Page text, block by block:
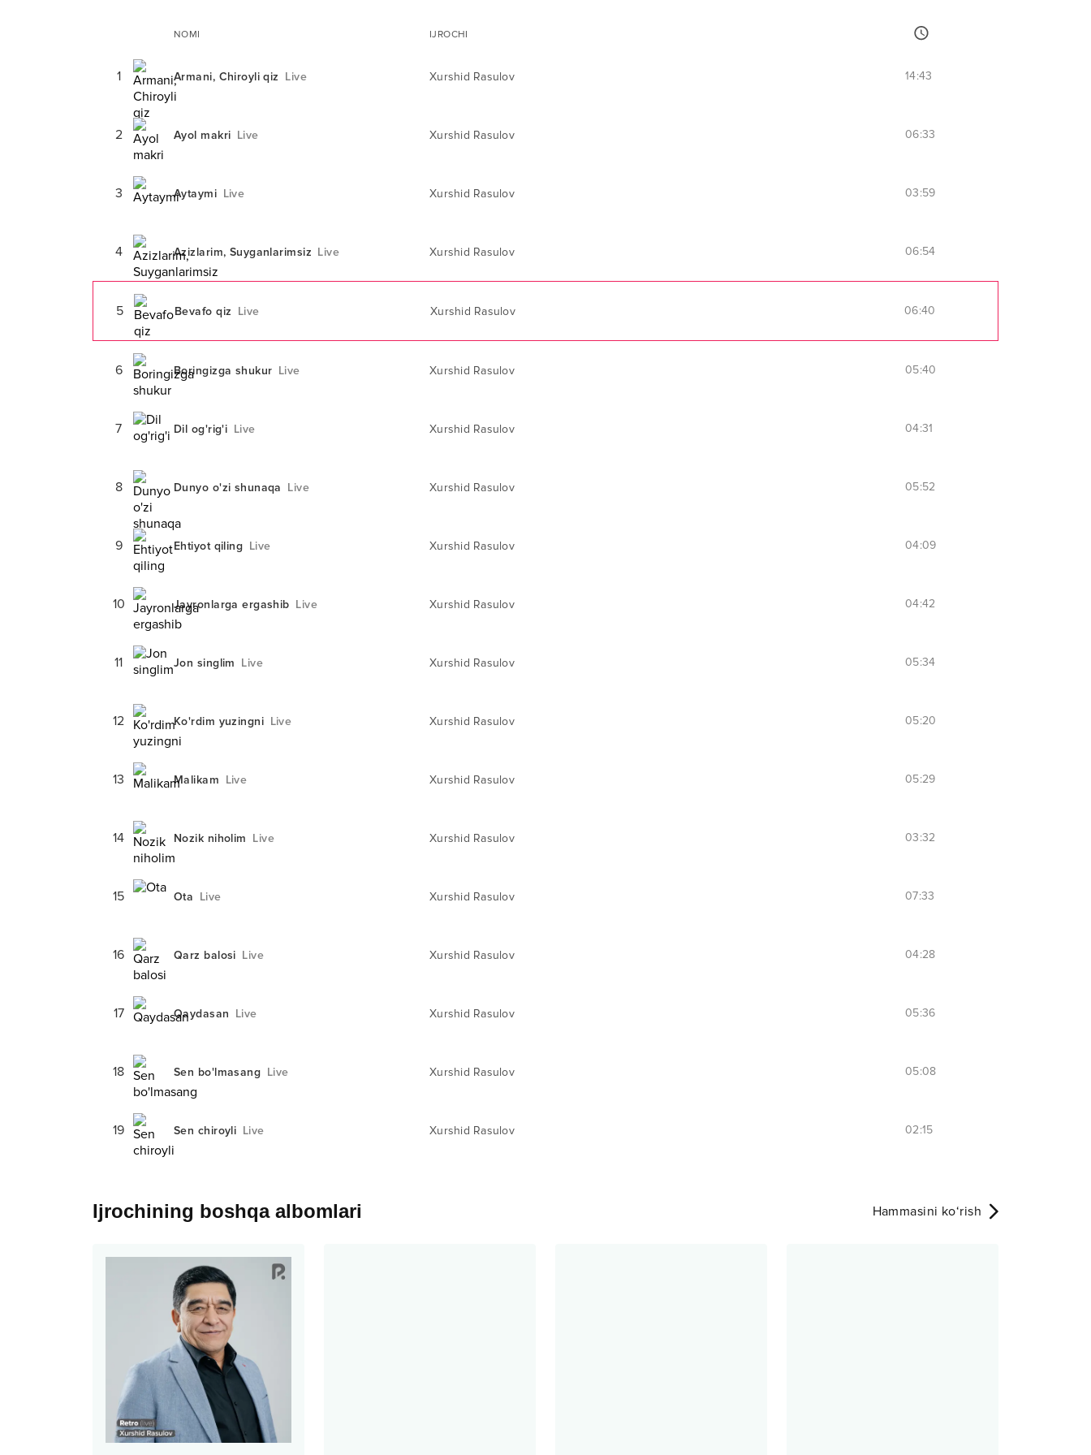
NOMI IJROCHI
1 Armani, Chiroyli qiz Live Xurshid Rasulov 14:43
2 Ayol makri Live Xurshid Rasulov 06:33
3 Aytaymi Live Xurshid Rasulov 03:59
4 Azizlarim, Suyganlarimsiz Live Xurshid Rasulov 06:54
5 Bevafo qiz Live Xurshid Rasulov 06:40
6 Boringizga shukur Live Xurshid Rasulov 05:40
7 Dil og'rig'i Live Xurshid Rasulov 04:31
8 Dunyo o'zi shunaqa Live Xurshid Rasulov 05:52
9 Ehtiyot qiling Live Xurshid Rasulov 04:09
10 Jayronlarga ergashib Live Xurshid Rasulov 04:42
11 Jon singlim Live Xurshid Rasulov 05:34
12 Ko'rdim yuzingni Live Xurshid Rasulov 05:20
13 Malikam Live Xurshid Rasulov 05:29
14 Nozik niholim Live Xurshid Rasulov 03:32
15 Ota Live Xurshid Rasulov 07:33
16 Qarz balosi Live Xurshid Rasulov 04:28
17 Qaydasan Live Xurshid Rasulov 05:36
18 Sen bo'lmasang Live Xurshid Rasulov 05:08
19 Sen chiroyli Live Xurshid Rasulov 02:15
Ijrochining boshqa albomlari Hammasini ko‘rish